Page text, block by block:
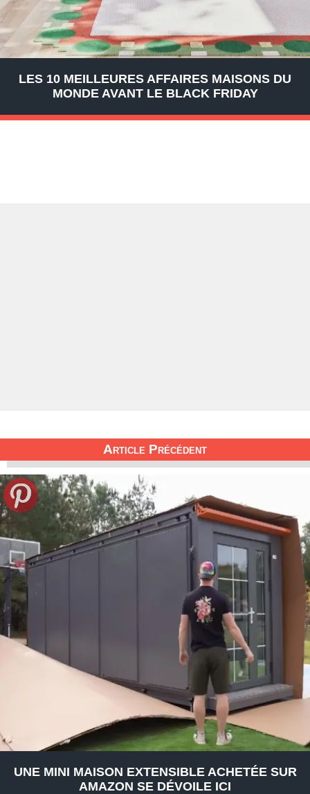
LES 10 MEILLEURES AFFAIRES MAISONS DU
MONDE AVANT LE BLACK FRIDAY
Article Précédent
UNE MINI MAISON EXTENSIBLE ACHETÉE SUR
AMAZON SE DÉVOILE ICI